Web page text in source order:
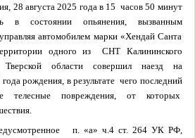
28 августа 2025 года в 15 часов 50 минут
в состоянии опьянения, вызванным
автомобилем марки «Хендай Санта
одного из СНТ Калининского
Тверской области совершил наезд на
рождения, в результате чего последний
телесные повреждения, от которых
п. «а» ч.4 ст. 264 УК РФ,